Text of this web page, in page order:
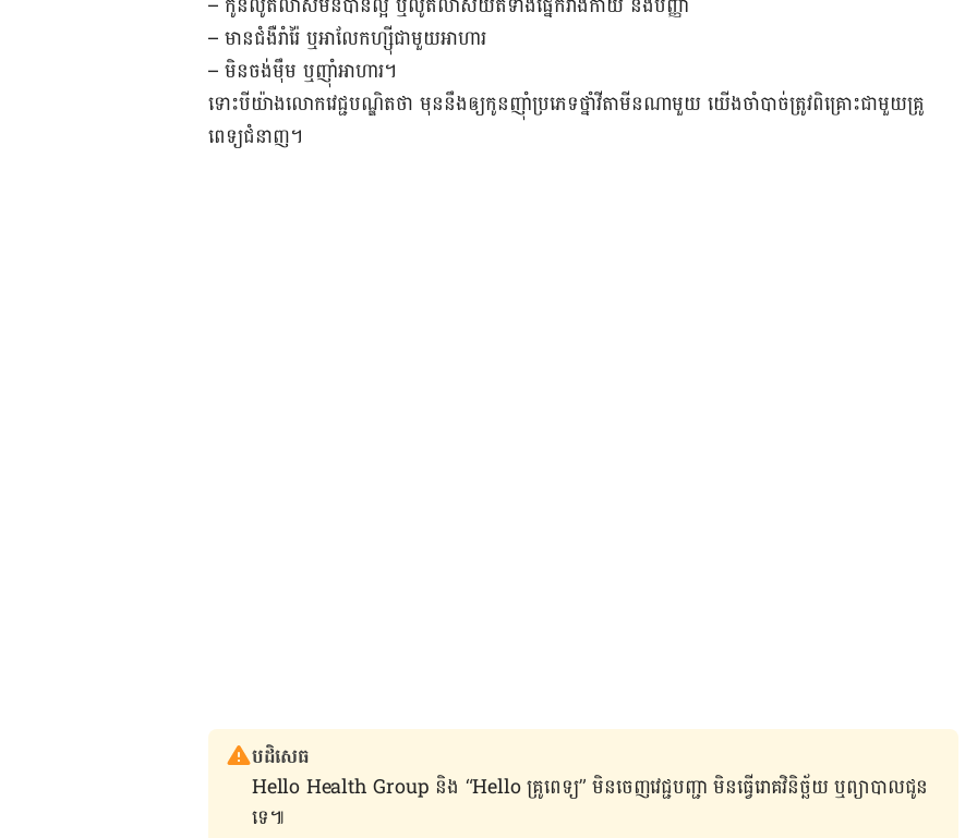
– មាន​ជំងឺ​រាំរ៉ៃ ឬ​អាលែកហ្ស៊ី​ជាមួយ​អាហារ
– មិន​ចង់​ម៉ឹម ឬ​ញ៉ាំ​អាហារ។
ទោះ​បី​យ៉ាង​លោក​វេជ្ជ​បណ្ឌិត​ថា មុន​នឹង​ឲ្យ​កូន​ញ៉ាំ​ប្រភេទ​ថ្នាំ​វីតាមីន​ណា​មួយ យើង​ចាំ​បាច់​ត្រូវ​​ពិគ្រោះ​ជាមួយ​គ្រូ
ពេទ្យ​ជំនាញ។
បដិសេធ
Hello Health Group និង “Hello គ្រូពេទ្យ” មិន​ចេញ​វេជ្ជបញ្ជា មិន​ធ្វើ​រោគវិនិច្ឆ័យ ឬ​ព្យាបាល​ជូន​
ទេ៕